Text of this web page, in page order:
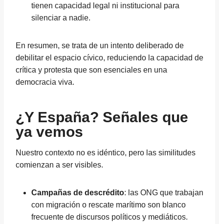
tienen capacidad legal ni institucional para
silenciar a nadie.
En resumen, se trata de un intento deliberado de
debilitar el espacio cívico, reduciendo la capacidad de
crítica y protesta que son esenciales en una
democracia viva.
¿Y España? Señales que
ya vemos
Nuestro contexto no es idéntico, pero las similitudes
comienzan a ser visibles.
Campañas de descrédito: las ONG que trabajan
con migración o rescate marítimo son blanco
frecuente de discursos políticos y mediáticos.